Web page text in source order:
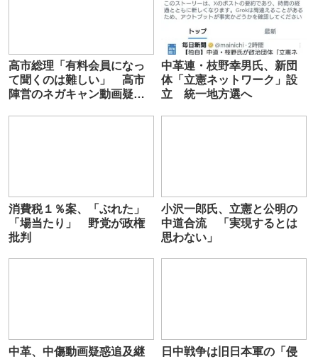
高市総理「有料会員になっ
て聞くのは難しい」 高市
陣営のネガキャン動画疑惑
中革連・枝野幸男氏、新団
体「立憲ネットワーク」設
立 統一地方選へ
消費税１％案、「ぶれた」
「場当たり」 野党が政権
批判
小沢一郎氏、立憲と公明の
中道合流 「実現するとは
思わない」
中革、中傷動画疑惑追及継
日中戦争は旧日本軍の「侵